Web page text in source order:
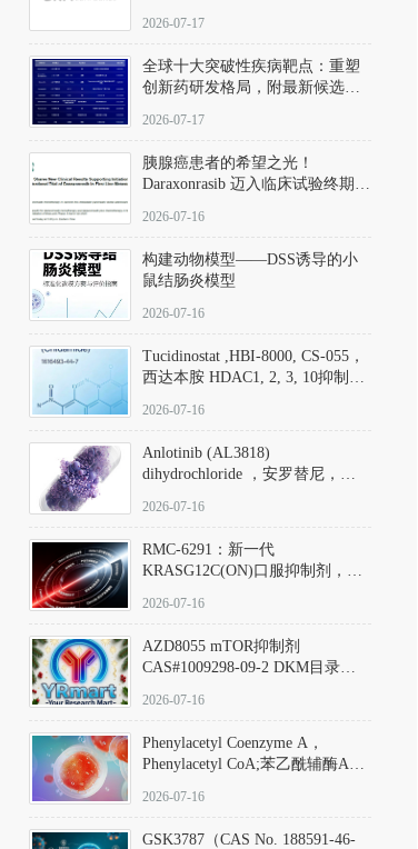
应用指南
2026-07-17
全球十大突破性疾病靶点：重塑
创新药研发格局，附最新候选分
2026-07-17
胰腺癌患者的希望之光！
Daraxonrasib 迈入临床试验终期阶
2026-07-16
构建动物模型——DSS诱导的小
鼠结肠炎模型
2026-07-16
Tucidinostat ,HBI-8000, CS-055，
西达本胺 HDAC1, 2, 3, 10抑制剂
D808567) - DKM活性分子
2026-07-16
Anlotinib (AL3818)
dihydrochloride ，安罗替尼，
Hydrochloride实验方法步骤SOP
2026-07-16
RMC-6291：新一代
KRASG12C(ON)口服抑制剂，
(Elironrasib)CAS#2641998-63-0
2026-07-16
AZD8055 mTOR抑制剂
CAS#1009298-09-2 DKM目录号
激酶抑制剂的深度剖析
2026-07-16
Phenylacetyl Coenzyme A，
Phenylacetyl CoA;苯乙酰辅酶A
2026-07-16
GSK3787（CAS No. 188591-46-